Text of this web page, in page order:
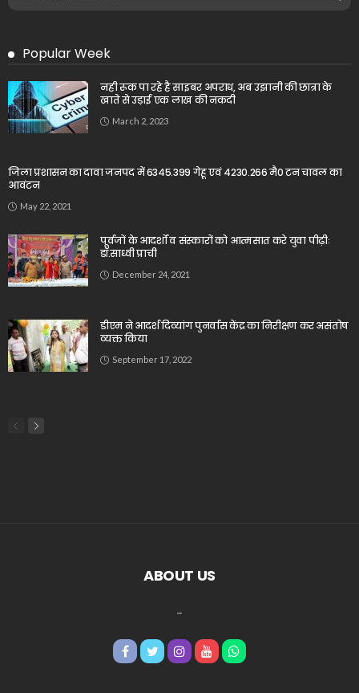
Popular Week
नही रूक पा रहे है साइबर अपराध, अब उझानी की छात्रा के
खाते से उड़ाई एक लाख की नकदी
March 2, 2023
जिला प्रशासन का दावा जनपद में 6345.399 गेहू एवं 4230.266 मै0 टन चावल का
आवंटन
May 22, 2021
पूर्वजों के आदर्शों व संस्कारों को आत्मसात करे युवा पीढ़ीः
डॉ.साध्वी प्राची
December 24, 2021
डीएम ने आदर्श दिव्यांग पुनर्वास केंद्र का निरीक्षण कर असंतोष
व्यक्त किया
September 17, 2022
ABOUT US